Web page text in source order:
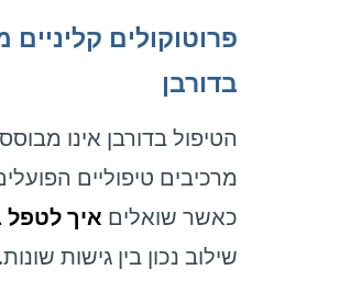
פרוטוקולים
בדורבן
הטיפול בדורבן אינו
מרכיבים טיפוליים
כאשר שואלים איך לטפל
שילוב נכון בין גישות שונות.